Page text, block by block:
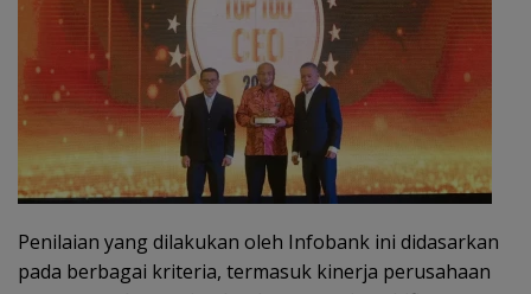
Penilaian yang dilakukan oleh Infobank ini didasarkan
pada berbagai kriteria, termasuk kinerja perusahaan